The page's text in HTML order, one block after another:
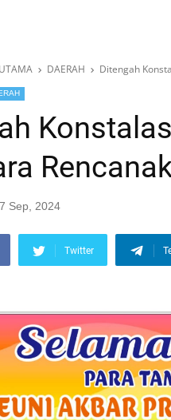
DAERAH Ditengah
Sep, 2024
Twitter